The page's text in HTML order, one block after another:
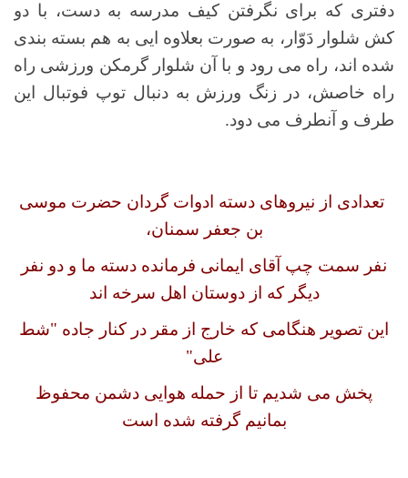
دفتری که برای نگرفتن کیف مدرسه به دست، با دو
کش شلوار دَوّار، به صورت بعلاوه ایی به هم بسته بندی
شده اند، راه می رود و با آن شلوار گرمکن ورزشی راه
راه خاصش، در زنگ ورزش به دنبال توپ فوتبال این
طرف و آنطرف می دود.
تعدادی از نیروهای دسته ادوات گردان حضرت موسی
بن جعفر سمنان،
نفر سمت چپ آقای ایمانی فرمانده دسته ما و دو نفر
دیگر که از دوستان اهل سرخه اند
این تصویر هنگامی که خارج از مقر در کنار جاده "شط
علی"
پخش می شدیم تا از حمله هوایی دشمن محفوظ
بمانیم گرفته شده است